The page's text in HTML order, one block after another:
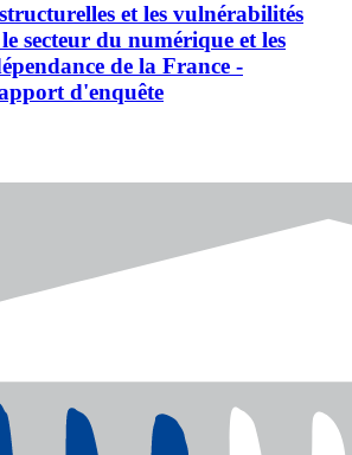
et les vulnérabilités
secteur du numérique et les
de la France -
d'enquête